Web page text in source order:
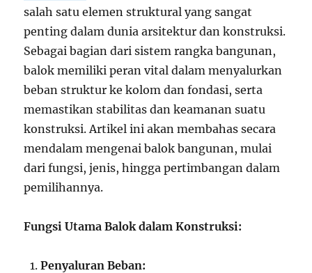
salah satu elemen struktural yang sangat
penting dalam dunia arsitektur dan konstruksi.
Sebagai bagian dari sistem rangka bangunan,
balok memiliki peran vital dalam menyalurkan
beban struktur ke kolom dan fondasi, serta
memastikan stabilitas dan keamanan suatu
konstruksi. Artikel ini akan membahas secara
mendalam mengenai balok bangunan, mulai
dari fungsi, jenis, hingga pertimbangan dalam
pemilihannya.
Fungsi Utama Balok dalam Konstruksi:
Penyaluran Beban: